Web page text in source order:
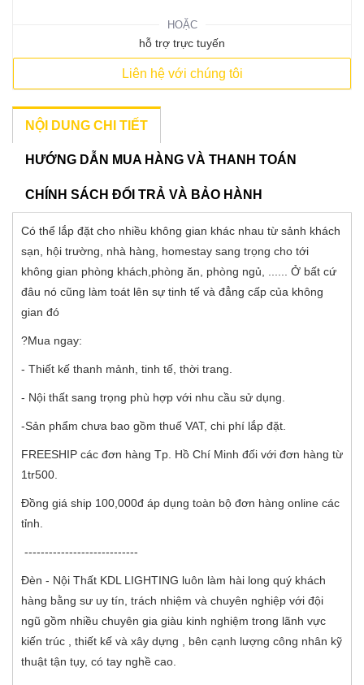
HOẶC
hỗ trợ trực tuyến
Liên hệ với chúng tôi
NỘI DUNG CHI TIẾT
HƯỚNG DẪN MUA HÀNG VÀ THANH TOÁN
CHÍNH SÁCH ĐỔI TRẢ VÀ BẢO HÀNH
Có thể lắp đặt cho nhiều không gian khác nhau từ sảnh khách
sạn, hội trường, nhà hàng, homestay sang trọng cho tới
không gian phòng khách,phòng ăn, phòng ngủ, ...... Ở bất cứ
đâu nó cũng làm toát lên sự tinh tế và đẳng cấp của không
gian đó
?Mua ngay:
- Thiết kế thanh mảnh, tinh tế, thời trang.
- Nội thất sang trọng phù hợp với nhu cầu sử dụng.
-Sản phẩm chưa bao gồm thuế VAT, chi phí lắp đặt.
FREESHIP các đơn hàng Tp. Hồ Chí Minh đối với đơn hàng từ
1tr500.
Đồng giá ship 100,000đ áp dụng toàn bộ đơn hàng online các
tỉnh.
----------------------------
Đèn - Nội Thất KDL LIGHTING luôn làm hài long quý khách
hàng bằng sư uy tín, trách nhiệm và chuyên nghiệp với đội
ngũ gồm nhiều chuyên gia giàu kinh nghiệm trong lãnh vực
kiến trúc , thiết kế và xây dựng , bên cạnh lượng công nhân kỹ
thuật tận tụy, có tay nghề cao.